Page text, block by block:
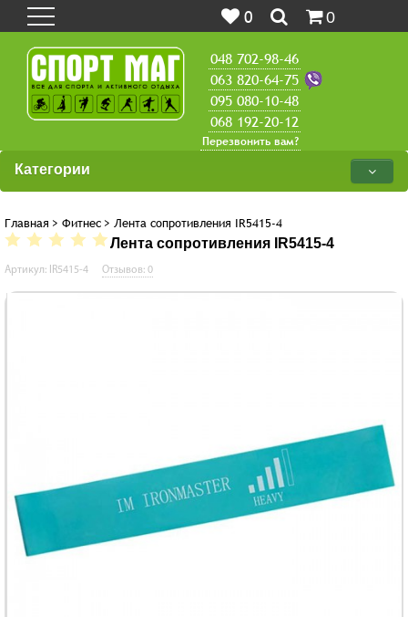
0 0
048 702-98-46
063 820-64-75
095 080-10-48
068 192-20-12
Перезвонить вам?
Категории
Главная > Фитнес > Лента сопротивления IR5415-4
Лента сопротивления IR5415-4
Артикул: IR5415-4 Отзывов: 0